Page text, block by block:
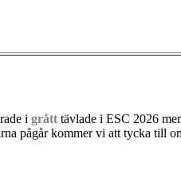
i grått tävlade i ESC 2026
pågår kommer vi att tycka till